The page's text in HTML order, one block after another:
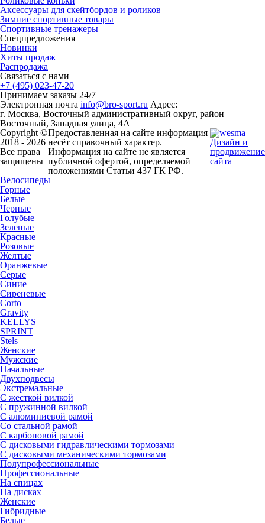
Аксессуары для скейтбордов и роликов
Зимние спортивные товары
Спортивные тренажеры
Спецпредложения
Новинки
Хиты продаж
Распродажа
Связаться с нами
+7 (495) 023-47-20
Принимаем заказы 24/7
Электронная почта info@bro-sport.ru Адрес:
г. Москва, Восточный административный округ, район
Восточный, Западная улица, 4А
Copyright ©
2018 - 2026
Все права
защищены
Предоставленная на сайте информация
несёт справочный характер.
Информация на сайте не является
публичной офертой, определяемой
положениями Статьи 437 ГК РФ.
Дизайн и
продвижение
сайта
Велосипеды
Горные
Белые
Черные
Голубые
Зеленые
Красные
Розовые
Желтые
Оранжевые
Серые
Синие
Сиреневые
Corto
Gravity
KELLYS
SPRINT
Stels
Женские
Мужские
Начальные
Двухподвесы
Экстремальные
С жесткой вилкой
С пружинной вилкой
С алюминиевой рамой
Со стальной рамой
С карбоновой рамой
С дисковыми гидравлическими тормозами
С дисковыми механическими тормозами
Полупрофессиональные
Профессиональные
На спицах
На дисках
Женские
Гибридные
Белые